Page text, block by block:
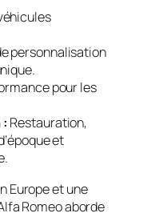
personnalisation
pour les
Restauration,
et
Europe et une
Romeo aborde